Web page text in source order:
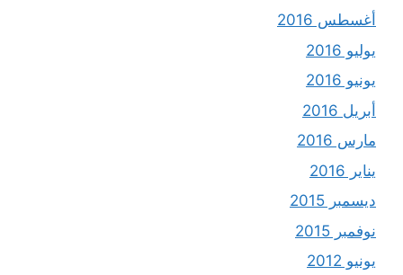
أغسطس 2016
يوليو 2016
يونيو 2016
أبريل 2016
مارس 2016
يناير 2016
ديسمبر 2015
نوفمبر 2015
يونيو 2012